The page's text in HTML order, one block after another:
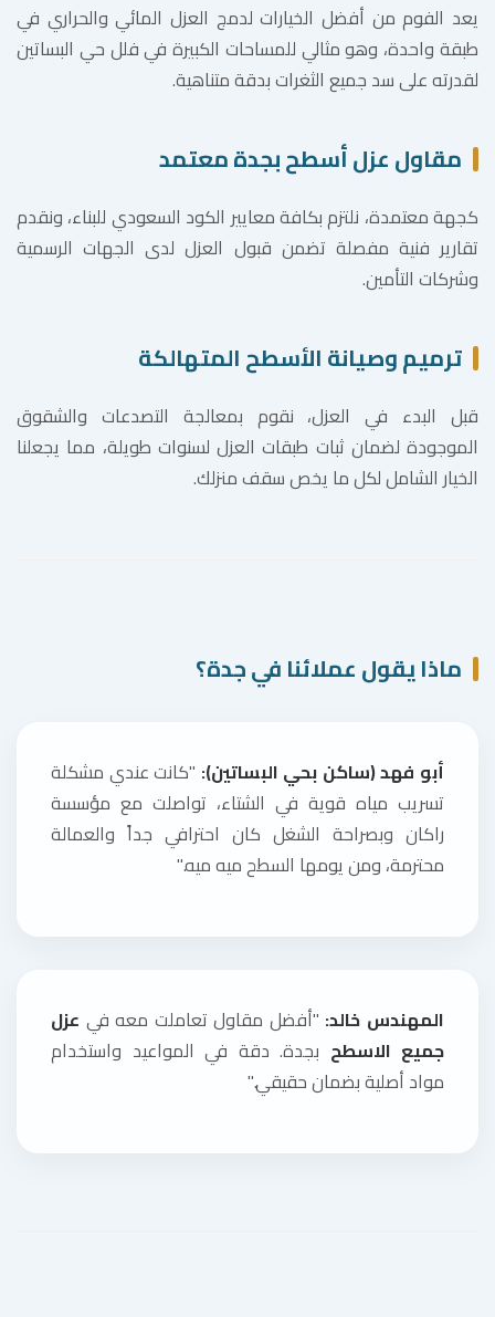
يعد الفوم من أفضل الخيارات لدمج العزل المائي والحراري في
طبقة واحدة، وهو مثالي للمساحات الكبيرة في فلل حي البساتين
لقدرته على سد جميع الثغرات بدقة متناهية.
مقاول عزل أسطح بجدة معتمد
كجهة معتمدة، نلتزم بكافة معايير الكود السعودي للبناء، ونقدم
تقارير فنية مفصلة تضمن قبول العزل لدى الجهات الرسمية
وشركات التأمين.
ترميم وصيانة الأسطح المتهالكة
قبل البدء في العزل، نقوم بمعالجة التصدعات والشقوق
الموجودة لضمان ثبات طبقات العزل لسنوات طويلة، مما يجعلنا
الخيار الشامل لكل ما يخص سقف منزلك.
ماذا يقول عملائنا في جدة؟
أبو فهد (ساكن بحي البساتين): "كانت عندي مشكلة
تسريب مياه قوية في الشتاء، تواصلت مع مؤسسة
راكان وبصراحة الشغل كان احترافي جداً والعمالة
محترمة، ومن يومها السطح ميه ميه."
المهندس خالد: "أفضل مقاول تعاملت معه في عزل
جميع الاسطح بجدة. دقة في المواعيد واستخدام
مواد أصلية بضمان حقيقي."